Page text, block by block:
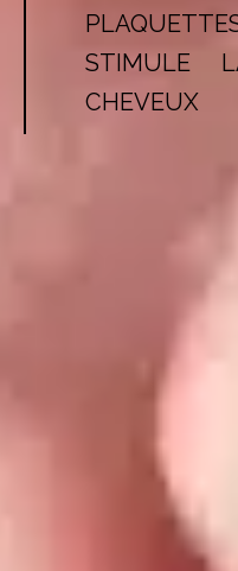
STIMULE
CHEVEUX